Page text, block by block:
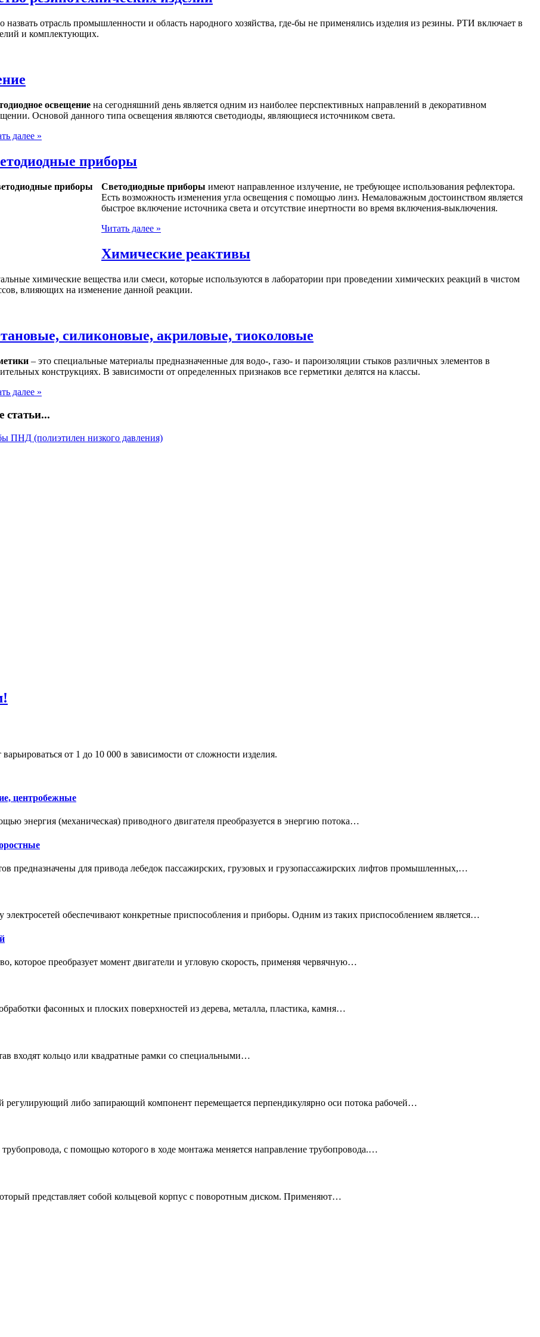
отрасль промышленности и область народного хозяйства, где-бы не применялись изделия из резины. РТИ включает в
и комплектующих.
освещение на сегодняшний день является одним из наиболее перспективных направлений в декоративном
Основой данного типа освещения являются светодиоды, являющиеся источником света.
далее »
приборы
Светодиодные приборы имеют направленное излучение, не требующее использования рефлектора.
Есть возможность изменения угла освещения с помощью линз. Немаловажным достоинством является
быстрое включение источника света и отсутствие инертности во время включения-выключения.
Читать далее »
Химические реактивы
химические вещества или смеси, которые используются в лаборатории при проведении химических реакций в чистом
влияющих на изменение данной реакции.
силиконовые, акриловые, тиоколовые
– это специальные материалы предназначенные для водо-, газо- и пароизоляции стыков различных элементов в
конструкциях. В зависимости от определенных признаков все герметики делятся на классы.
далее »
статьи...
ПНД (полиэтилен низкого давления)
от 1 до 10 000 в зависимости от сложности изделия.
центробежные
энергия (механическая) приводного двигателя преобразуется в энергию потока…
предназначены для привода лебедок пассажирских, грузовых и грузопассажирских лифтов промышленных,…
обеспечивают конкретные приспособления и приборы. Одним из таких приспособлением является…
которое преобразует момент двигатели и угловую скорость, применяя червячную…
фасонных и плоских поверхностей из дерева, металла, пластика, камня…
входят кольцо или квадратные рамки со специальными…
регулирующий либо запирающий компонент перемещается перпендикулярно оси потока рабочей…
с помощью которого в ходе монтажа меняется направление трубопровода.…
представляет собой кольцевой корпус с поворотным диском. Применяют…